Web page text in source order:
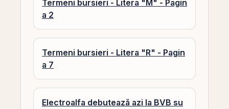
Termeni bursieri - Litera "M" - Pagin
a 2
Termeni bursieri - Litera "R" - Pagin
a 7
Electroalfa debutează azi la BVB su